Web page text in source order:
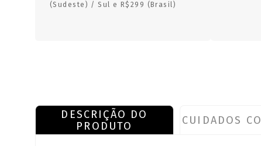
(Sudeste) / Sul e R$299 (Brasil)
DESCRIÇÃO DO
PRODUTO
CUIDADOS